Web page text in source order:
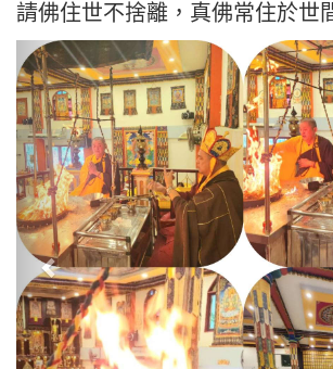
請佛住世不捨離，真佛常住於世